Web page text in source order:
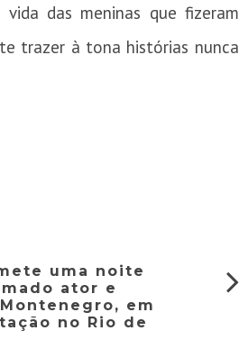
das meninas que fizeram
trazer à tona histórias nunca
uma noite
ator e
em
no Rio de